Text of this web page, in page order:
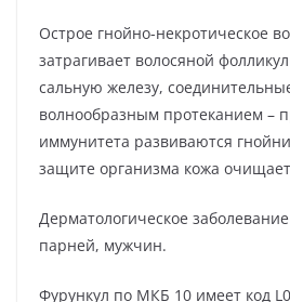
Острое гнойно-некротическое
затрагивает волосяной
сальную железу,
волнообразным протеканием –
иммунитета развиваются
защите организма кожа
Дерматологическое
парней, мужчин.
Фурункул по МКБ 10 имеет код